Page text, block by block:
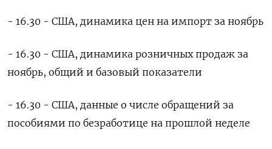
- 16.30 - США, динамика цен на импорт за ноябрь
- 16.30 - США, динамика розничных продаж за
ноябрь, общий и базовый показатели
- 16.30 - США, данные о числе обращений за
пособиями по безработице на прошлой неделе